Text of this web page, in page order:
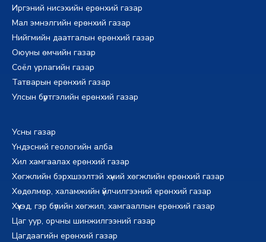
Иргэний нисэхийн ерөнхий газар
Мал эмнэлгийн ерөнхий газар
Нийгмийн даатгалын ерөнхий газар
Оюуны өмчийн газар
Соёл урлагийн газар
Татварын ерөнхий газар
Улсын бүртгэлийн ерөнхий газар
Усны газар
Үндэсний геологийн алба
Хил хамгаалах ерөнхий газар
Хөгжлийн бэрхшээлтэй хүний хөгжлийн ерөнхий газар
Хөдөлмөр, халамжийн үйлчилгээний ерөнхий газар
Хүүхэд, гэр бүлийн хөгжил, хамгааллын ерөнхий газар
Цаг уур, орчны шинжилгээний газар
Цагдаагийн ерөнхий газар